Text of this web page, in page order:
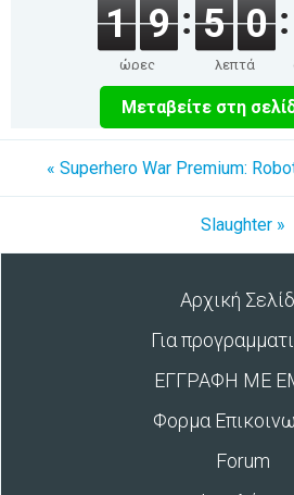
1 9
ώρες
5 0
λεπτά
Μεταβείτε στη
« Superhero War Premium:
Slaughter »
Αρχική
Για
ΕΓΓΡΑΦΗ ΜΕ
Φορμα
Forum